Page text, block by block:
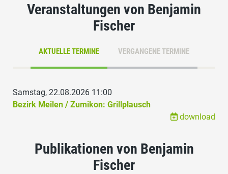
Veranstaltungen von Benjamin
Fischer
AKTUELLE TERMINE VERGANGENE TERMINE
Samstag, 22.08.2026 11:00
Bezirk Meilen / Zumikon: Grillplausch
download
Publikationen von Benjamin
Fischer